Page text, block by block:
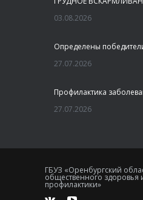
03.08.2026
27.07.2026
Профилактика
27.07.2026
Как сохранить здоровье
ГБУЗ «Оренбургский
общественного здоровья
профилактики»